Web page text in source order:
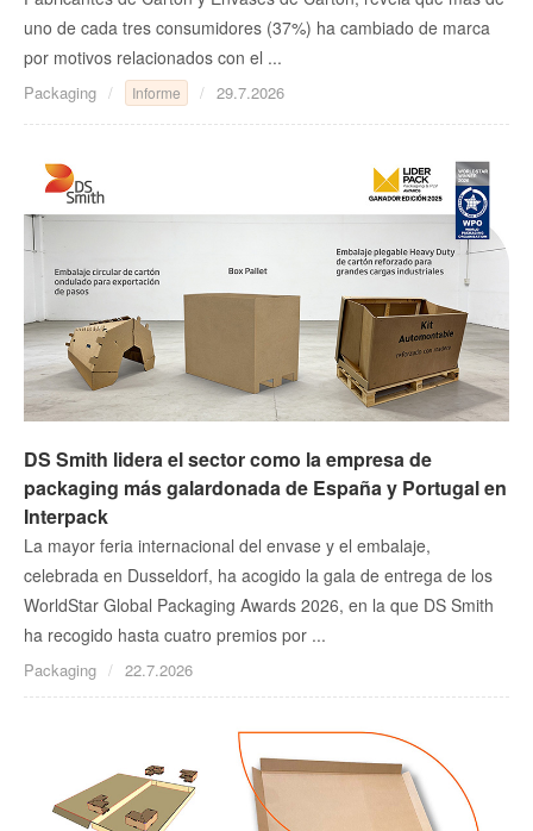
uno de cada tres consumidores (37%) ha cambiado de marca
por motivos relacionados con el ...
Packaging Informe 29.7.2026
DS Smith lidera el sector como la empresa de
packaging más galardonada de España y Portugal en
Interpack
La mayor feria internacional del envase y el embalaje,
celebrada en Dusseldorf, ha acogido la gala de entrega de los
WorldStar Global Packaging Awards 2026, en la que DS Smith
ha recogido hasta cuatro premios por ...
Packaging 22.7.2026